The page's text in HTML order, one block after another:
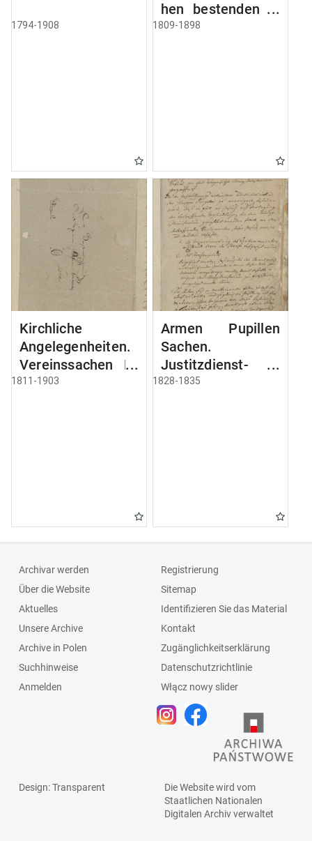
1794-1908
hen bestenden in
Kirchspiel Nr 1
1809-1898
Kirchliche
Angelegenheiten.
Vereinssachen Nr
2 Bibel
1811-1903
Armen Pupillen
Sachen.
Justitzdienst-
Sachen usw.
1828-1835
Archivar werden
Über die Website
Aktuelles
Unsere Archive
Archive in Polen
Suchhinweise
Anmelden
Registrierung
Sitemap
Identifizieren Sie das Material
Kontakt
Zugänglichkeitserklärung
Datenschutzrichtlinie
Włącz nowy slider
Design: Transparent
Die Website wird vom
Staatlichen Nationalen
Digitalen Archivverwaltet